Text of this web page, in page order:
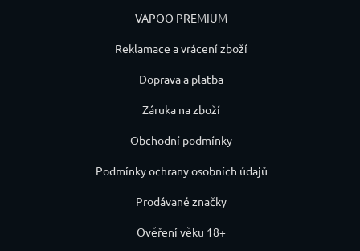
VAPOO PREMIUM
Reklamace a vrácení zboží
Doprava a platba
Záruka na zboží
Obchodní podmínky
Podmínky ochrany osobních údajů
Prodávané značky
Ověření věku 18+